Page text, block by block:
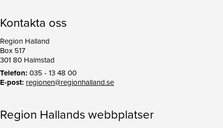
Kontakta oss
Region Halland
Box 517
301 80 Halmstad
Telefon: 035 - 13 48 00
E-post: regionen@regionhalland.se
Region Hallands webbplatser